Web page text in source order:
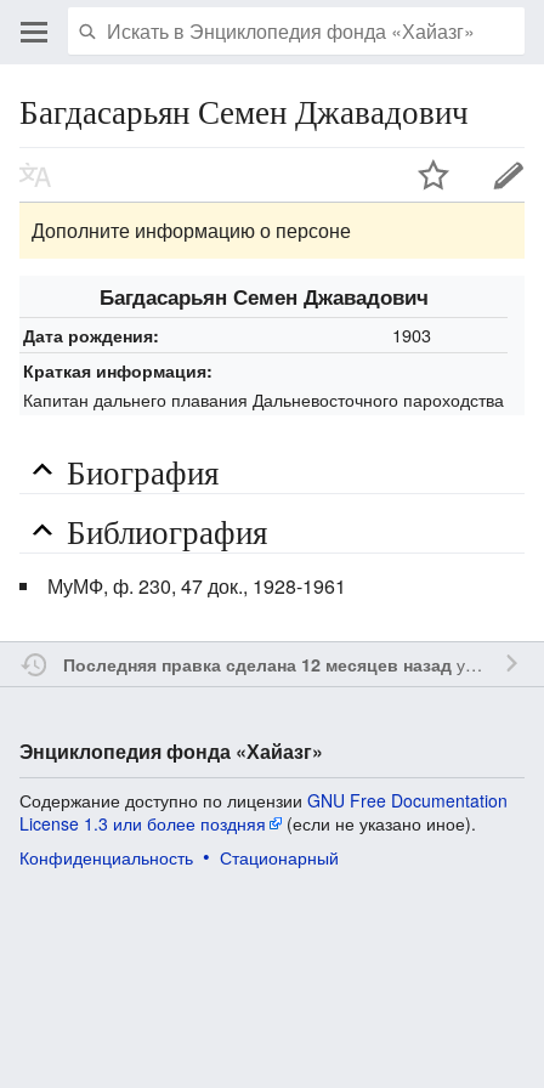
Багдасарьян Семен Джавадович
Дополните информацию о персоне
Багдасарьян Семен Джавадович
Дата рождения: 1903
Краткая информация:
Капитан дальнего плавания Дальневосточного пароходства
Биография
Библиография
МуМФ, ф. 230, 47 док., 1928-1961
Последняя правка сделана 12 месяцев назадучастником
Энциклопедия фонда «Хайазг»
Содержание доступно по лицензии GNU Free Documentation
License 1.3 или более поздняя
(если не указано иное).
Конфиденциальность
Стационарный